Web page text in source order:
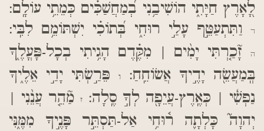
לָ֭אָרֶץ חַיָּתִ֑י הוֹשִׁיבַ֥נִי בְ֝מַחֲשַׁכִּ֗ים כְּמֵתֵ֥י עוֹלָֽם:
ד וַתִּתְעַטֵּ֣ף עָלַ֣י רוּחִ֑י בְּ֝תוֹכִ֗י יִשְׁתּוֹמֵ֥ם לִבִּֽי:
ה
זָ֘כַ֤רְתִּי יָמִ֨ים | מִקֶּ֗דֶם הָגִ֥יתִי בְכָל-פָּעֳלֶ֑ךָ
בְּֽמַעֲשֵׂ֖ה יָדֶ֣יךָ אֲשׂוֹחֵֽחַ:
ו
פֵּרַ֣שְׂתִּי יָדַ֣י אֵלֶ֑יךָ
נַפְשִׁ֓י | כְּאֶֽרֶץ-עֲיֵפָ֖ה לְךָ֣ סֶֽלָה:ז מַ֘הֵ֤ר עֲנֵ֨נִי |
יְהוָה֮ כָּלְתָ֪ה ר֫וּחִ֥י אַל-תַּסְתֵּ֣ר פָּנֶ֣יךָ מִמֶּ֑נִּי